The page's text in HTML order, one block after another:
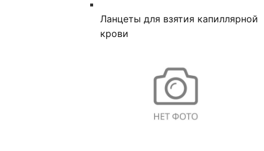
Ланцеты для взятия капиллярной
крови